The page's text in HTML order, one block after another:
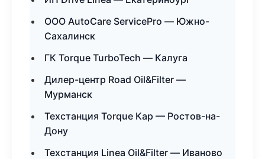
ООО AutoCare ServicePro — Южно-
Сахалинск
ГК Torque TurboTech — Калуга
Дилер-центр Road Oil&Filter —
Мурманск
Техстанция Torque Кар — Ростов-на-
Дону
Техстанция Linea Oil&Filter — Иваново